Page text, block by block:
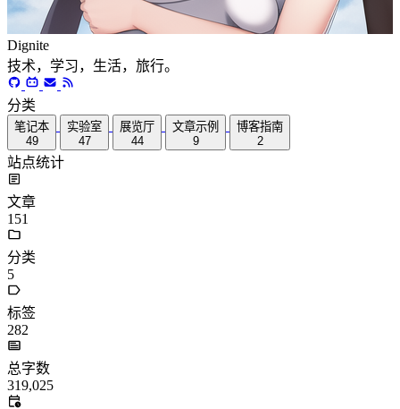
Dignite
技术，学习，生活，旅行。
分类
笔记本
49
实验室
47
展览厅
44
文章示例
9
博客指南
2
站点统计
文章
151
分类
5
标签
282
总字数
319,025